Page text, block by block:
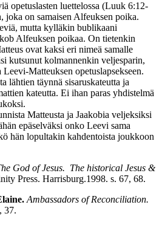
opetuslasten luettelossa (Luuk 6:12-
joka on samaisen Alfeuksen poika.
mutta kylläkin bublikaani
Alfeuksen poikaa. On tietenkin
ovat kaksi eri nimeä samalle
kutsunut kolmannenkin veljesparin,
Matteuksen opetuslapsekseen.
lähtien täynnä sisaruskateutta ja
kateutta. Ei ihan paras yhdistelmä
Matteusta ja Jaakobia veljeksiksi
epäselväksi onko Leevi sama
hän lopultakin kahdentoista joukkoon
God of Jesus. The historical Jesus &
Press. Harrisburg.1998. s. 67, 68.
Ambassadors of Reconciliation.
37.